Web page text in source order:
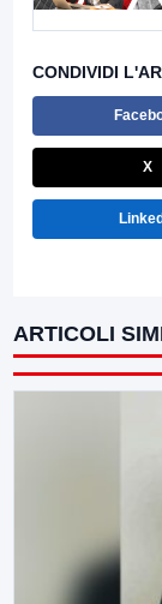
CONDIVIDI
X
ARTICOLI